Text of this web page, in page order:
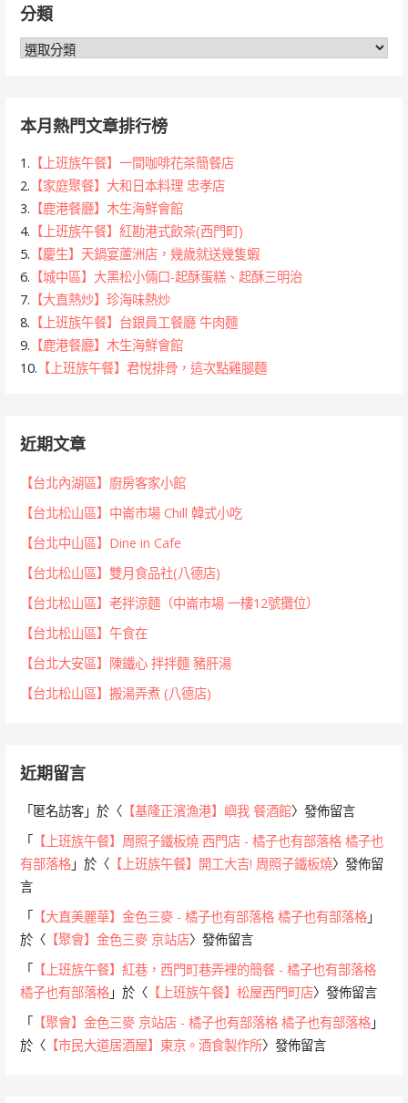
字:分類
分
本月熱門文章排行榜
1. 【上班族午餐】一間咖啡花茶簡餐店
2. 【家庭聚餐】大和日本料理 忠孝店
3. 【鹿港餐廳】木生海鮮會館
4. 【上班族午餐】紅勘港式飲茶(西門町)
5. 【慶生】天鍋宴蘆洲店，幾歲就送幾隻蝦
6. 【城中區】大黑松小倆口-起酥蛋糕、起酥三明治
7. 【大直熱炒】珍海味熱炒
8. 【上班族午餐】台銀員工餐廳 牛肉麵
9. 【鹿港餐廳】木生海鮮會館
10. 【上班族午餐】君悅排骨，這次點雞腿麵
近期文章
【台北內湖區】廚房客家小館
【台北松山區】中崙市場 Chill 韓式小吃
【台北中山區】Dine in Cafe
【台北松山區】雙月食品社(八德店)
【台北松山區】老拌涼麵（中崙市場 一樓12號攤位）
【台北松山區】午食在
【台北大安區】陳鐵心 拌拌麵 豬肝湯
【台北松山區】搬湯弄煮 (八德店)
近期留言
「匿名訪客 」於〈 【基隆正濱漁港】嶼我 餐酒館〉發佈留言
「
【上班族午餐】周照子鐵板燒 西門店 - 橘子也有部落格 橘子也
有部落格 」於〈 【上班族午餐】開工大吉! 周照子鐵板燒〉發佈留
言
「
【大直美麗華】金色三麥 - 橘子也有部落格 橘子也有部落格 」
於〈 【聚會】金色三麥 京站店〉發佈留言
「
【上班族午餐】紅巷，西門町巷弄裡的簡餐 - 橘子也有部落格
橘子也有部落格 」於〈 【上班族午餐】松屋西門町店〉發佈留言
「
【聚會】金色三麥 京站店 - 橘子也有部落格 橘子也有部落格 」
於〈 【市民大道居酒屋】東京。酒食製作所〉發佈留言